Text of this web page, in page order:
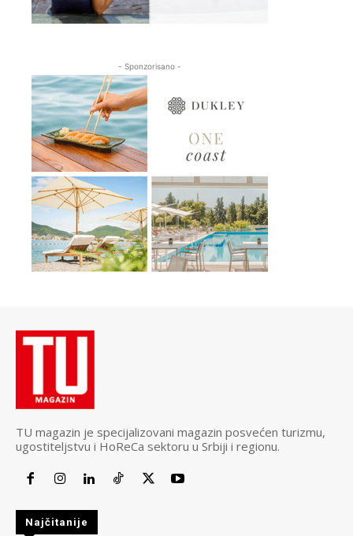
- Sponzorisano -
TU magazin je specijalizovani magazin posvećen turizmu,
ugostiteljstvu i HoReCa sektoru u Srbiji i regionu.
Najčitanije